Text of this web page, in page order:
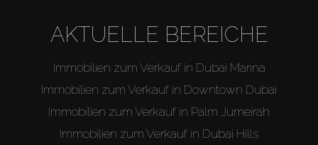
Miete
AKTUELLE BEREICHE
Immobilien zum Verkauf in Dubai Marina
Immobilien zum Verkauf in Downtown Dubai
Immobilien zum Verkauf in Palm Jumeirah
Immobilien zum Verkauf in Dubai Hills